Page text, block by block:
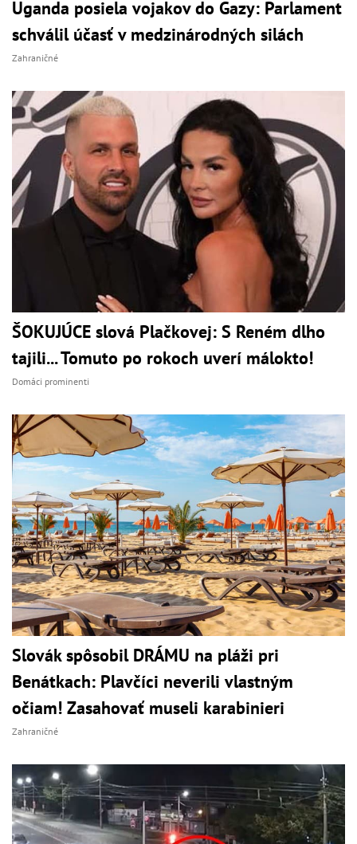
Uganda posiela vojakov do Gazy: Parlament
schválil účasť v medzinárodných silách
Zahraničné
ŠOKUJÚCE slová Plačkovej: S Reném dlho
tajili... Tomuto po rokoch uverí málokto!
Domáci prominenti
Slovák spôsobil DRÁMU na pláži pri
Benátkach: Plavčíci neverili vlastným
očiam! Zasahovať museli karabinieri
Zahraničné